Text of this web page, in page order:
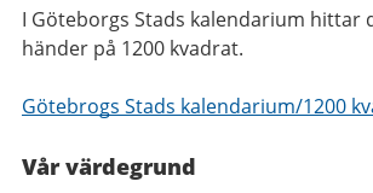
I Göteborgs Stads kalendarium hittar
händer på 1200 kvadrat.
Götebrogs Stads kalendarium/1200
Vår värdegrund